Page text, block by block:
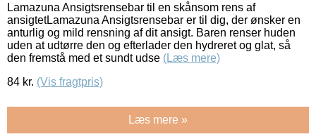
Lamazuna Ansigtsrensebar til en skånsom rens af
ansigtetLamazuna Ansigtsrensebar er til dig, der ønsker en
anturlig og mild rensning af dit ansigt. Baren renser huden
uden at udtørre den og efterlader den hydreret og glat, så
den fremstå med et sundt udse (Læs mere)
84 kr. (Vis fragtpris)
Læs mere »